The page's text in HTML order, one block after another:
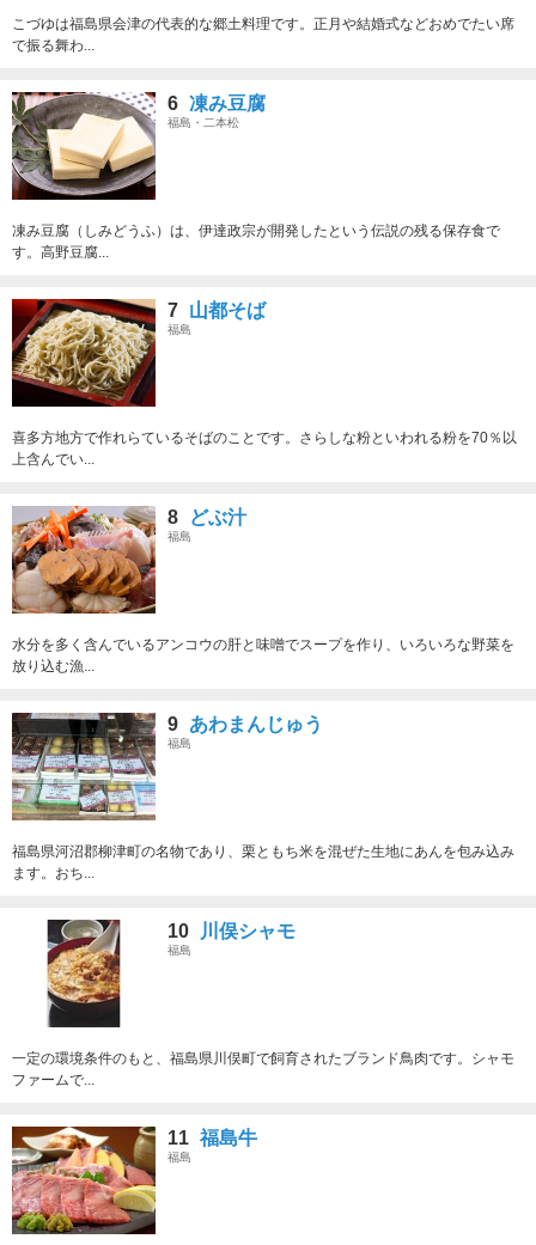
こづゆは福島県会津の代表的な郷土料理です。正月や結婚式などおめでたい席
で振る舞わ...
6 凍み豆腐
福島・二本松
凍み豆腐（しみどうふ）は、伊達政宗が開発したという伝説の残る保存食で
す。高野豆腐...
7 山都そば
福島
喜多方地方で作れらているそばのことです。さらしな粉といわれる粉を70％以
上含んでい...
8 どぶ汁
福島
水分を多く含んでいるアンコウの肝と味噌でスープを作り、いろいろな野菜を
放り込む漁...
9 あわまんじゅう
福島
福島県河沼郡柳津町の名物であり、栗ともち米を混ぜた生地にあんを包み込み
ます。おち...
10 川俣シャモ
福島
一定の環境条件のもと、福島県川俣町で飼育されたブランド鳥肉です。シャモ
ファームで...
11 福島牛
福島